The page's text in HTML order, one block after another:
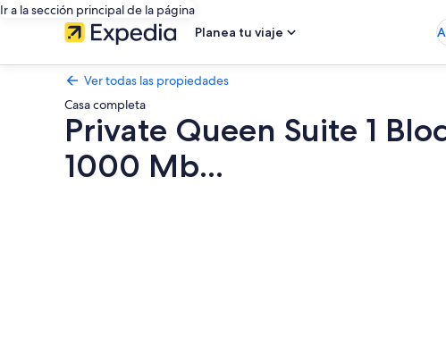
Ir a la sección principal de la página
Planea tu viaje
Ver todas las propiedades
Casa completa
Private Queen Suite 1
1000 Mb...